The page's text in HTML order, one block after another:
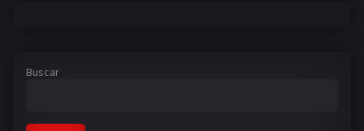
Buscar